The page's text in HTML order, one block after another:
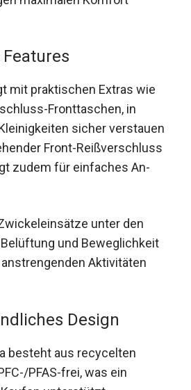
mit praktischen Extras wie
Fronttaschen, in
sicher verstauen
Front-Reißverschluss
zudem für einfaches An-
unter den
und Beweglichkeit
Aktivitäten
Design
besteht aus recycelten
PFAS-frei, was ein